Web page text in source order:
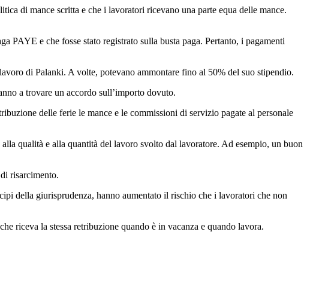
di mance scritta e che i lavoratori ricevano una parte equa delle mance.
PAYE e che fosse stato registrato sulla busta paga. Pertanto, i pagamenti
di Palanki. A volte, potevano ammontare fino al 50% del suo stipendio.
a trovare un accordo sull’importo dovuto.
delle ferie le mance e le commissioni di servizio pagate al personale
qualità e alla quantità del lavoro svolto dal lavoratore. Ad esempio, un buon
risarcimento.
della giurisprudenza, hanno aumentato il rischio che i lavoratori che non
riceva la stessa retribuzione quando è in vacanza e quando lavora.